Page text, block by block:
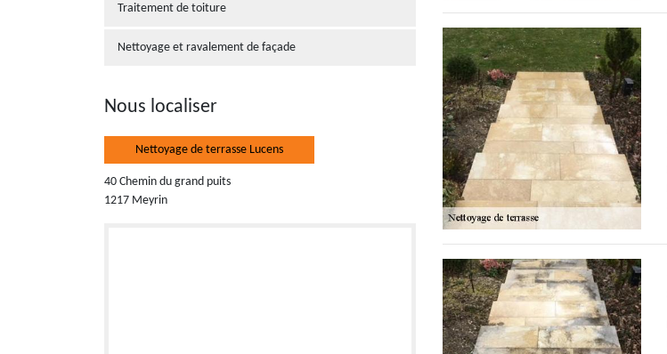
Traitement de toiture
Nettoyage et ravalement de façade
Nous localiser
Nettoyage de terrasse Lucens
40 Chemin du grand puits
1217 Meyrin